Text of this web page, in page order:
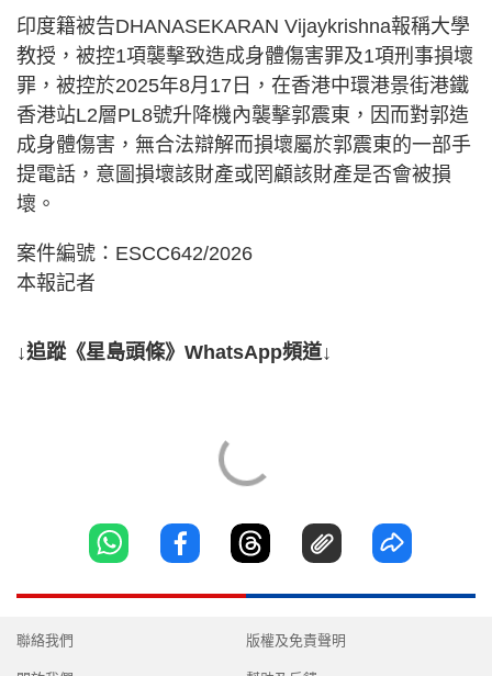
印度籍被告DHANASEKARAN Vijaykrishna報稱大學
教授，被控1項襲擊致造成身體傷害罪及1項刑事損壞
罪，被控於2025年8月17日，在香港中環港景街港鐵
香港站L2層PL8號升降機內襲擊郭震東，因而對郭造
成身體傷害，無合法辯解而損壞屬於郭震東的一部手
提電話，意圖損壞該財產或罔顧該財產是否會被損
壞。
案件編號：ESCC642/2026
本報記者
↓追蹤《星島頭條》WhatsApp頻道↓
聯絡我們 版權及免責聲明